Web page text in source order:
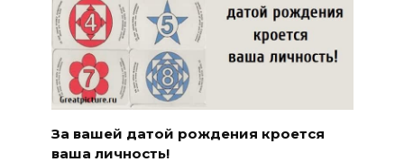
За вашей датой рождения кроется
ваша личность!